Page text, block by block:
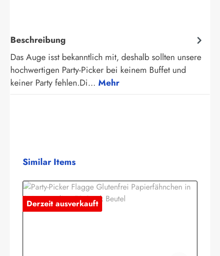
Beschreibung
Das Auge isst bekanntlich mit, deshalb sollten unsere
hochwertigen Party-Picker bei keinem Buffet und
keiner Party fehlen.Di… Mehr
Produktgalerie überspringen
Similar Items
Derzeit ausverkauft